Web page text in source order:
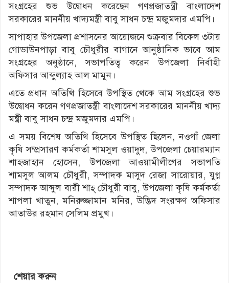
সংগ্রহের শুভ উদ্বোধন করেছেন গণপ্রজাতন্ত্রী বাংলাদেশ
সরকারের মাননীয় খাদ্যমন্ত্রী বাবু সাধন চন্দ্র মজুমদার এমপি।
সাপাহার উপজেলা প্রশাসনের আয়োজনে শুক্রবার বিকেল ৩টায়
গোডাউনপাড়া বাবু চৌধুরীর বাগানে আনুষ্ঠানিক ভাবে আম
সংগ্রহের অনুষ্ঠানে, সভাপতিত্ব করেন উপজেলা নির্বাহী
অফিসার আব্দুল্যাহ আল মামুন।
এতে প্রধান অতিথি হিসেবে উপস্থিত থেকে আম সংগ্রহের শুভ
উদ্বোধন করেন গণপ্রজাতন্ত্রী বাংলাদেশ সরকারের মাননীয় খাদ্য
মন্ত্রী বাবু সাধন চন্দ্র মজুমদার এমপি।
এ সময় বিশেষ অতিথি হিসেবে উপস্থিত ছিলেন, নওগাঁ জেলা
কৃষি সম্প্রসারণ কর্মকর্তা শামসুল ওয়াদুদ, উপজেলা চেয়ারম্যান
শাহজাহান হোসেন, উপজেলা আওয়ামীলীগের সভাপতি
শামসুল আলম চৌধুরী, সম্পাদক মাসুদ রেজা সারোয়ার, যুগ্ন
সম্পাদক আব্দুল বারী শাহ্ চৌধুরী বাবু, উপজেলা কৃষি কর্মকর্তা
শাপলা খাতুন, মনিরুজ্জামান মনির, উদ্ভিদ সংরক্ষণ অফিসার
আতাউর রহমান সেলিম প্রমুখ।
শেয়ার করুন